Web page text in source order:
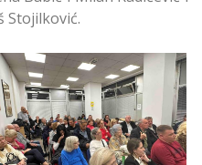
Stojilković.
Uspostavljamo odnos
poverenja između
građana i Beogradske
Opštine Zvezdara